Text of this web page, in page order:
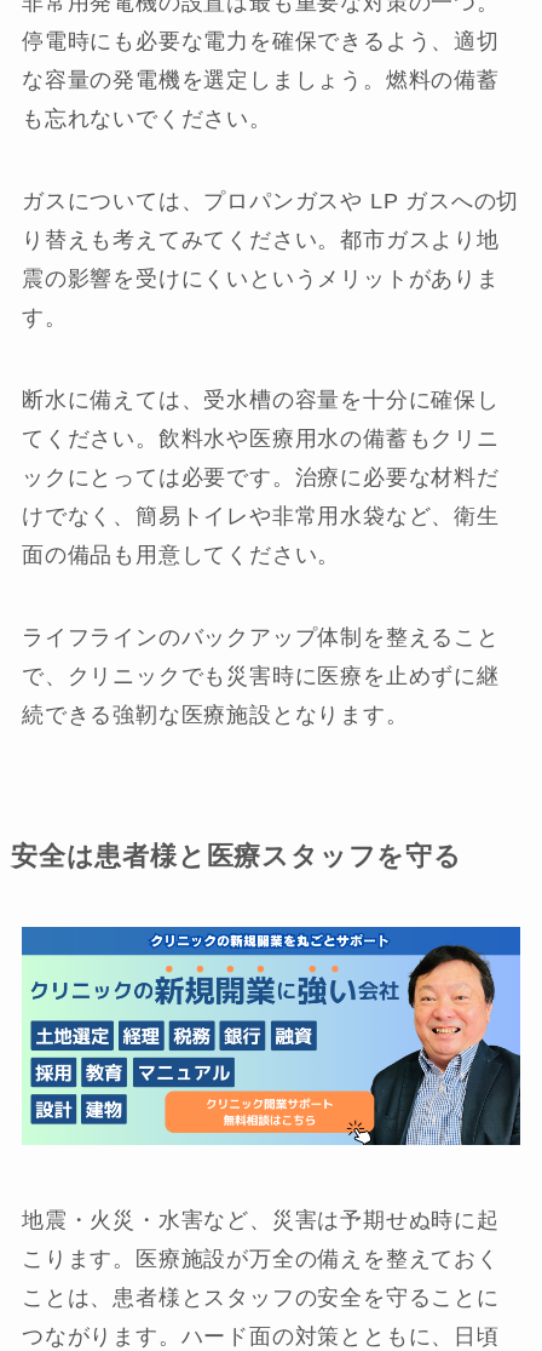
停電時にも必要な電力を確保できるよう、適切
な容量の発電機を選定しましょう。燃料の備蓄
も忘れないでください。
ガスについては、プロパンガスや LP ガスへの切
り替えも考えてみてください。都市ガスより地
震の影響を受けにくいというメリットがありま
す。
断水に備えては、受水槽の容量を十分に確保し
てください。飲料水や医療用水の備蓄もクリニ
ックにとっては必要です。治療に必要な材料だ
けでなく、簡易トイレや非常用水袋など、衛生
面の備品も用意してください。
ライフラインのバックアップ体制を整えること
で、クリニックでも災害時に医療を止めずに継
続できる強靭な医療施設となります。
安全は患者様と医療スタッフを守る
地震・火災・水害など、災害は予期せぬ時に起
こります。医療施設が万全の備えを整えておく
ことは、患者様とスタッフの安全を守ることに
つながります。ハード面の対策とともに、日頃